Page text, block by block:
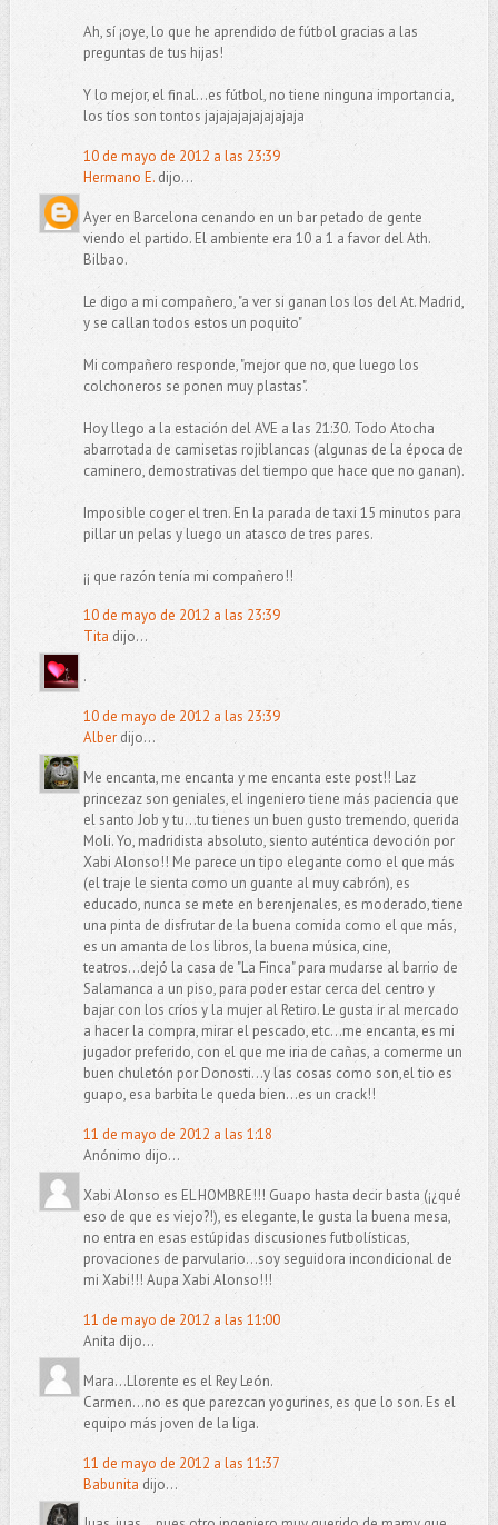
Ah, sí ¡oye, lo que he aprendido de fútbol gracias a las
preguntas de tus hijas!
Y lo mejor, el final...es fútbol, no tiene ninguna importancia,
los tíos son tontos jajajajajajajajaja
10 de mayo de 2012 a las 23:39
Hermano E.dijo...
Ayer en Barcelona cenando en un bar petado de gente
viendo el partido. El ambiente era 10 a 1 a favor del Ath.
Bilbao.
Le digo a mi compañero, "a ver si ganan los los del At. Madrid,
y se callan todos estos un poquito"
Mi compañero responde, "mejor que no, que luego los
colchoneros se ponen muy plastas".
Hoy llego a la estación del AVE a las 21:30. Todo Atocha
abarrotada de camisetas rojiblancas (algunas de la época de
caminero, demostrativas del tiempo que hace que no ganan).
Imposible coger el tren. En la parada de taxi 15 minutos para
pillar un pelas y luego un atasco de tres pares.
¡¡ que razón tenía mi compañero!!
10 de mayo de 2012 a las 23:39
Tita dijo...
.
10 de mayo de 2012 a las 23:39
Alberdijo...
Me encanta, me encanta y me encanta este post!! Laz
princezaz son geniales, el ingeniero tiene más paciencia que
el santo Job y tu...tu tienes un buen gusto tremendo, querida
Moli. Yo, madridista absoluto, siento auténtica devoción por
Xabi Alonso!! Me parece un tipo elegante como el que más
(el traje le sienta como un guante al muy cabrón), es
educado, nunca se mete en berenjenales, es moderado, tiene
una pinta de disfrutar de la buena comida como el que más,
es un amanta de los libros, la buena música, cine,
teatros...dejó la casa de "La Finca" para mudarse al barrio de
Salamanca a un piso, para poder estar cerca del centro y
bajar con los críos y la mujer al Retiro. Le gusta ir al mercado
a hacer la compra, mirar el pescado, etc...me encanta, es mi
jugador preferido, con el que me iria de cañas, a comerme un
buen chuletón por Donosti...y las cosas como son,el tio es
guapo, esa barbita le queda bien...es un crack!!
11 de mayo de 2012 a las 1:18
Anónimo dijo...
Xabi Alonso es EL HOMBRE!!! Guapo hasta decir basta (¡¿qué
eso de que es viejo?!), es elegante, le gusta la buena mesa,
no entra en esas estúpidas discusiones futbolísticas,
provaciones de parvulario...soy seguidora incondicional de
mi Xabi!!! Aupa Xabi Alonso!!!
11 de mayo de 2012 a las 11:00
Anita dijo...
Mara...Llorente es el Rey León.
Carmen...no es que parezcan yogurines, es que lo son. Es el
equipo más joven de la liga.
11 de mayo de 2012 a las 11:37
Babunita dijo...